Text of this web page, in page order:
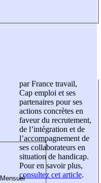
par France travail,
Cap emploi et ses
partenaires pour ses
actions concrètes en
faveur du recrutement,
de l’intégration et de
l’accompagnement de
ses collaborateurs en
situation de handicap.
Pour en savoir plus,
consultez cet article.